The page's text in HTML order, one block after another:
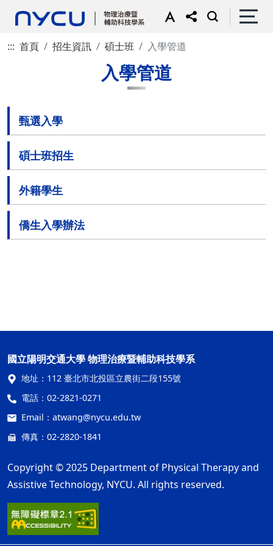
::: 首頁 招生資訊 碩士班 入學管道
入學管道
甄選入學
碩士班招生
外籍學生
僑生入學辦法
國立陽明交通大學 物理治療暨輔助科技學系
地址： 112 臺北市北投區立農街二段155號
電話： 02-2821-0271
Email： atwang@nycu.edu.tw
傳真：02-2820-1841
Copyright © 2025 Department of Physical Therapy and
Assistive Technology, NYCU. All rights reserved.